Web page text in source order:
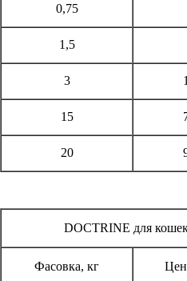
0,75
1,5
3
15
20
DOCTRINE для
Фасовка, кг